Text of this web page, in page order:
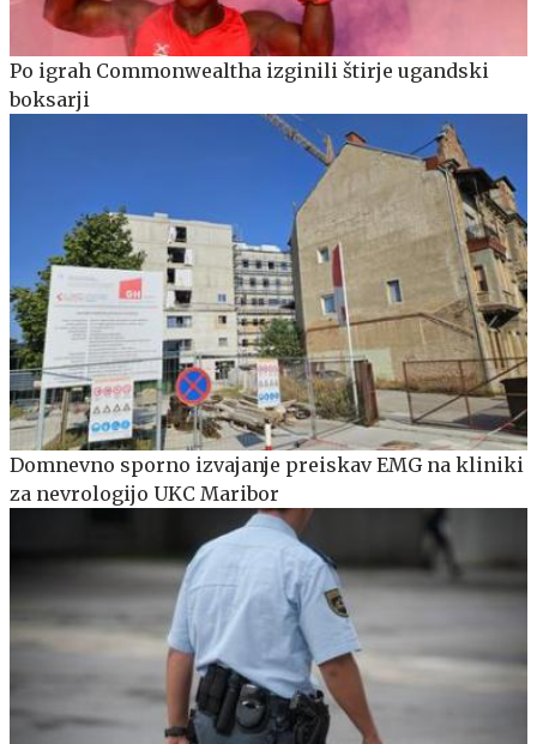
Po igrah Commonwealtha izginili štirje ugandski
boksarji
Domnevno sporno izvajanje preiskav EMG na kliniki
za nevrologijo UKC Maribor